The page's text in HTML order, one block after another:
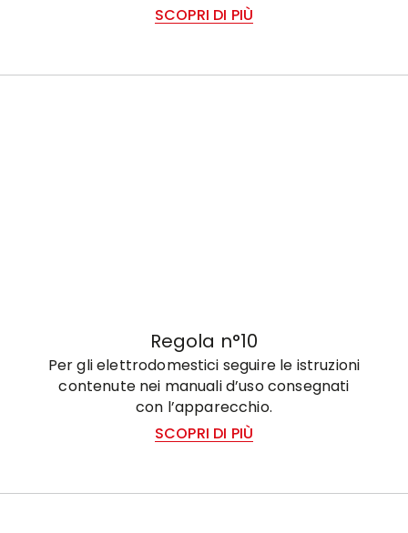
SCOPRI DI PIÙ
Regola n°10
Per gli elettrodomestici seguire le istruzioni
contenute nei manuali d’uso consegnati
con l’apparecchio.
SCOPRI DI PIÙ